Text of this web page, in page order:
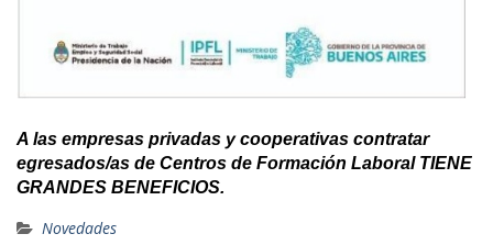
A las empresas privadas y cooperativas contratar
egresados/as de Centros de Formación Laboral TIENE
GRANDES BENEFICIOS.
Novedades